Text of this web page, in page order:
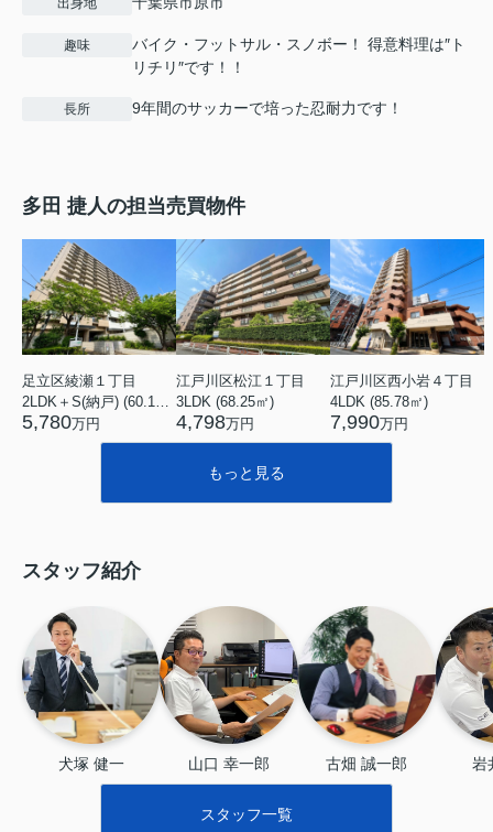
出身地
趣味
バイク・フットサル・スノボー！ 得意料理は″ト
リチリ″です！！
長所 9年間のサッカーで培った忍耐力です！
多田 捷人の担当売買物件
足立区綾瀬１丁目
2LDK＋S(納戸) (60.15㎡)
5,780万円
江戸川区松江１丁目
3LDK (68.25㎡)
4,798万円
江戸川区西小岩４丁目
4LDK (85.78㎡)
7,990万円
もっと見る
スタッフ紹介
犬塚 健一 山口 幸一郎 古畑 誠一郎 岩
スタッフ一覧